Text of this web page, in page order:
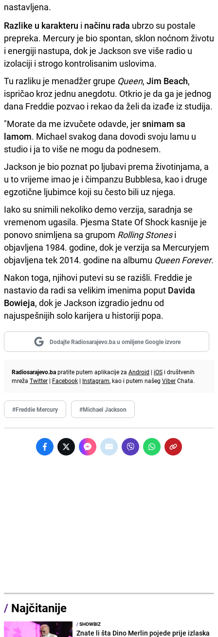
nastavljena.
Razlike u karakteru i načinu rada ubrzo su postale
prepreka. Mercury je bio spontan, sklon noćnom životu
i energiji nastupa, dok je Jackson sve više radio u
izolaciji i strogo kontrolisanim uslovima.
Tu razliku je menadžer grupe Queen, Jim Beach,
ispričao kroz jednu anegdotu. Otkrio je da ga je jednog
dana Freddie pozvao i rekao da želi da izađe iz studija.
"Morate da me izvučete odavde, jersnimam sa
lamom. Michael svakog dana dovodi svoju lamu u
studio i ja to više ne mogu da podnesem.
Jackson je bio poznat po ljubavi prema životinjama, a
u to vrijeme imao je i čimpanzu Bubblesa, kao i druge
egzotične ljubimce koji su često bili uz njega.
Iako su snimili nekoliko demo verzija, saradnja se
vremenom ugasila. Pjesma State Of Shock kasnije je
ponovo snimljena sa grupom Rolling Stonesi
objavljena 1984. godine, dok je verzija sa Mercuryjem
objavljena tek 2014. godine na albumu Queen Forever.
Nakon toga, njihovi putevi su se razišli. Freddie je
nastavio da radi sa velikim imenima poput Davida
Bowieja, dok je Jackson izgradio jednu od
najuspešnijih solo karijera u historiji popa.
Dodajte Radiosarajevo.ba u omiljene Google izvore
Radiosarajevo.bapratite putem aplikacije za Android | iOS i društvenih
mreža Twitter | Facebook | Instagram, kao i putem našeg ViberChata.
#Freddie Mercury #Michael Jackson
/ Najčitanije
/SHOWBIZ
Znate li šta Dino Merlin pojede prije izlaska